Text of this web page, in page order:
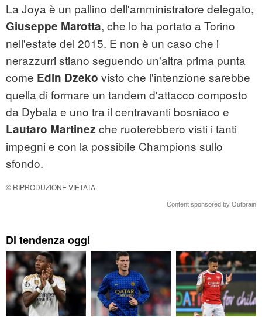
La Joya è un pallino dell'amministratore delegato,
Giuseppe Marotta, che lo ha portato a Torino
nell'estate del 2015. E non è un caso che i
nerazzurri stiano seguendo un'altra prima punta
come Edin Dzeko visto che l'intenzione sarebbe
quella di formare un tandem d'attacco composto
da Dybala e uno tra il centravanti bosniaco e
Lautaro Martinez che ruoterebbero visti i tanti
impegni e con la possibile Champions sullo
sfondo.
© RIPRODUZIONE VIETATA
Content sponsored by Outbrain
Di tendenza oggi